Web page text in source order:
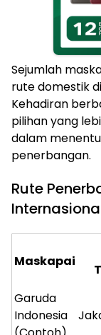
Sejumlah
rute domestik
Kehadiran
pilihan yang
dalam
penerbangan.
Rute
Maskapai
Garuda
Indonesia